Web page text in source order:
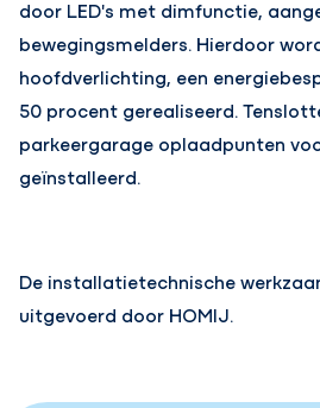
door LED's met dimfunctie,
bewegingsmelders. Hierdoor
hoofdverlichting, een
50 procent gerealiseerd.
parkeergarage oplaadpunten
geïnstalleerd.
De installatietechnische
uitgevoerd door HOMIJ.